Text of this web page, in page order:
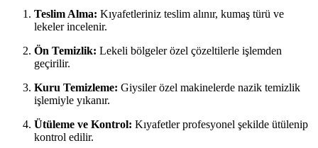
Teslim Alma: Kıyafetleriniz teslim alınır, kumaş türü ve
lekeler incelenir.
Ön Temizlik: Lekeli bölgeler özel çözeltilerle işlemden
geçirilir.
Kuru Temizleme: Giysiler özel makinelerde nazik temizlik
işlemiyle yıkanır.
Ütüleme ve Kontrol: Kıyafetler profesyonel şekilde ütülenip
kontrol edilir.